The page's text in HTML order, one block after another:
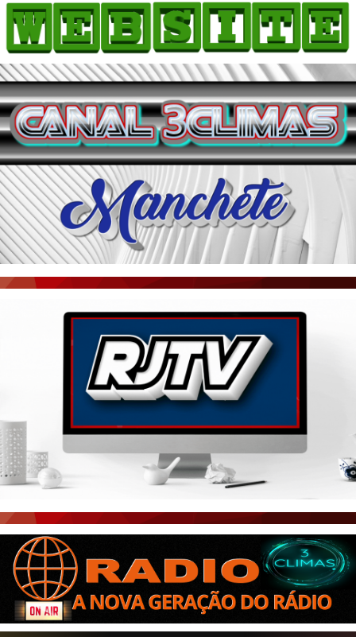
HOME
COMO ANUNCIAR
JORNAIS DO BRASIL
PODCAST/NOTÍCIAS
AS NOTÍCIAS DO DIA
ACONTECEU...VIROU MANCHETE!
BLOGS & COLUNAS
AGÊNCIA DE NOTÍCIAS
CNN BRASIL
PORTAL CEARÁ
ÚLTIMAS POSTAGENS
BOAS NOTÍCIAS...VIRAM MANCHETE!
CEARÁ BRASIL NOTÍCIAS
CEARÁ BRASIL MUNDO 1
BRASIL DE FATO
NOTÍCIAS GERAIS